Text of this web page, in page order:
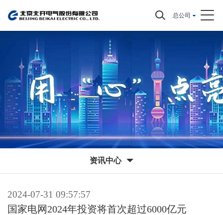
总公司
资讯中心
2024-07-31 09:57:57
国家电网2024年投资将首次超过6000亿元